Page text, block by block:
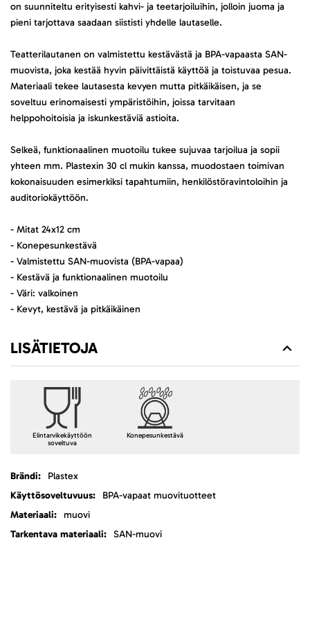
on suunniteltu erityisesti kahvi- ja teetarjoiluihin, jolloin juoma ja
pieni tarjottava saadaan siististi yhdelle lautaselle.
Teatterilautanen on valmistettu kestävästä ja BPA-vapaasta SAN-
muovista, joka kestää hyvin päivittäistä käyttöä ja toistuvaa pesua.
Materiaali tekee lautasesta kevyen mutta pitkäikäisen, ja se
soveltuu erinomaisesti ympäristöihin, joissa tarvitaan
helppohoitoisia ja iskunkestäviä astioita.
Selkeä, funktionaalinen muotoilu tukee sujuvaa tarjoilua ja sopii
yhteen mm. Plastexin 30 cl mukin kanssa, muodostaen toimivan
kokonaisuuden esimerkiksi tapahtumiin, henkilöstöravintoloihin ja
auditoriokäyttöön.
- Mitat 24x12 cm
- Konepesunkestävä
- Valmistettu SAN-muovista (BPA-vapaa)
- Kestävä ja funktionaalinen muotoilu
- Väri: valkoinen
- Kevyt, kestävä ja pitkäikäinen
LISÄTIETOJA
Elintarvikekäyttöön
soveltuva
Konepesunkestävä
LisätietojaPlastex
BPA-vapaat muovituotteet
muovi
SAN-muovi